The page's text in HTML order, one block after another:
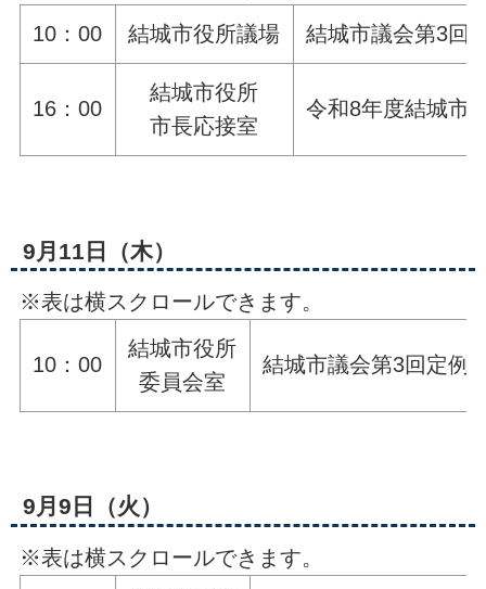
10：00
結城市役所議場 結城市議会第3回
16：00
結城市役所
市長応接室
令和8年度結城市
9月11日（木）
※表は横スクロールできます。
10：00
結城市役所
委員会室
結城市議会第3回定例
9月9日（火）
※表は横スクロールできます。